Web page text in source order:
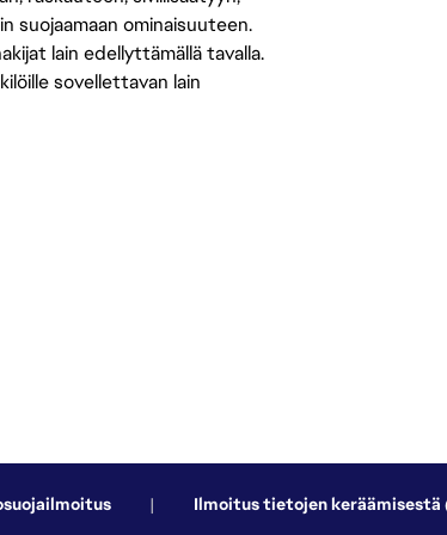
suojaamaan ominaisuuteen.
lain edellyttämällä tavalla.
sovellettavan lain
| Ilmoitus tietojen